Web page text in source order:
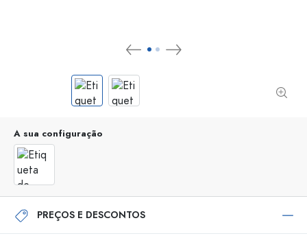
A sua configuração
PREÇOS E DESCONTOS